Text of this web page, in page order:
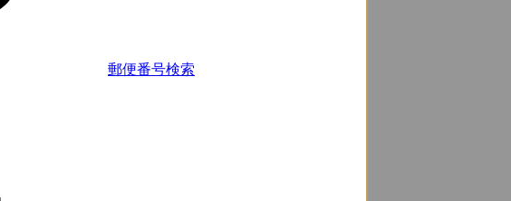
郵便番号検索